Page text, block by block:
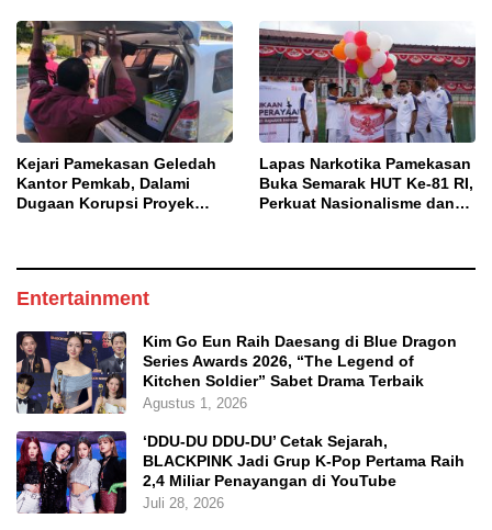
Intervensi Kajian KJPP
Kejari Pamekasan Geledah
Kantor Pemkab, Dalami
Dugaan Korupsi Proyek
Lapas Narkotika Pamekasan
Buka Semarak HUT Ke-81 RI,
Perkuat Nasionalisme dan
Entertainment
Kim Go Eun Raih Daesang di Blue Dragon
Series Awards 2026, “The Legend of
Kitchen Soldier” Sabet Drama Terbaik
Agustus 1, 2026
‘DDU-DU DDU-DU’ Cetak Sejarah,
BLACKPINK Jadi Grup K-Pop Pertama Raih
2,4 Miliar Penayangan di YouTube
Juli 28, 2026